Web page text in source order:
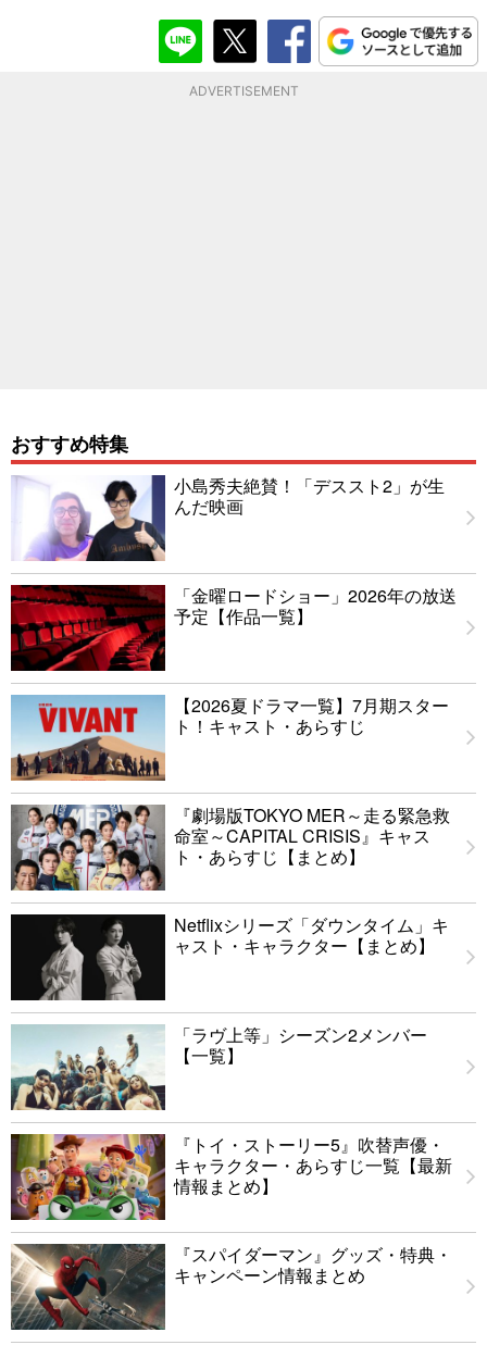
ADVERTISEMENT
おすすめ特集
小島秀夫絶賛！「デススト2」が生
んだ映画
「金曜ロードショー」2026年の放送
予定【作品一覧】
【2026夏ドラマ一覧】7月期スター
ト！キャスト・あらすじ
『劇場版TOKYO MER～走る緊急救
命室～CAPITAL CRISIS』キャス
ト・あらすじ【まとめ】
Netflixシリーズ「ダウンタイム」キ
ャスト・キャラクター【まとめ】
「ラヴ上等」シーズン2メンバー
【一覧】
『トイ・ストーリー5』吹替声優・
キャラクター・あらすじ一覧【最新
情報まとめ】
『スパイダーマン』グッズ・特典・
キャンペーン情報まとめ